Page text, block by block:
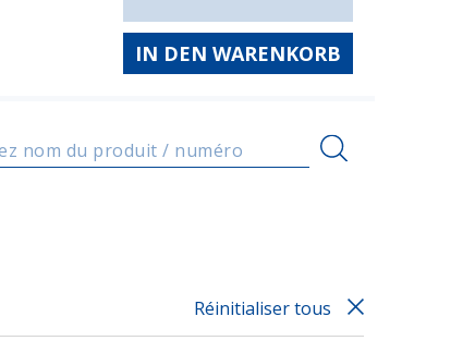
IN DEN WARENKORB
nom du produit / numéro
Réinitialiser tous